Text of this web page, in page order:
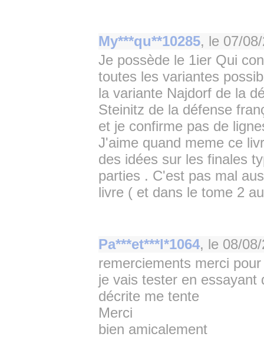
My***qu**10285, le 07/
Je possède le 1ier Qui
toutes les variantes
la variante Najdorf de la
Steinitz de la défense
et je confirme pas de
J'aime quand meme ce
des idées sur les finales
parties . C'est pas mal
livre ( et dans le tome 2
Pa***et***l*1064, le 08/
remerciements merci
je vais tester en essayant
décrite me tente
Merci
bien amicalement